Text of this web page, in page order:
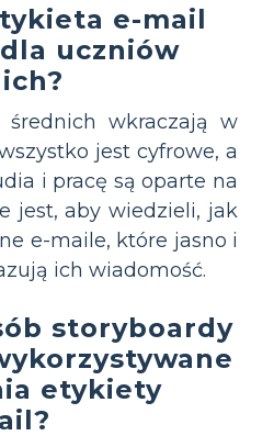
e-mail
uczniów
średnich wkraczają w
jest cyfrowe, a
i pracę są oparte na
jest, aby wiedzieli, jak
e-maile, które jasno i
ich wiadomość.
storyboardy
etykiety